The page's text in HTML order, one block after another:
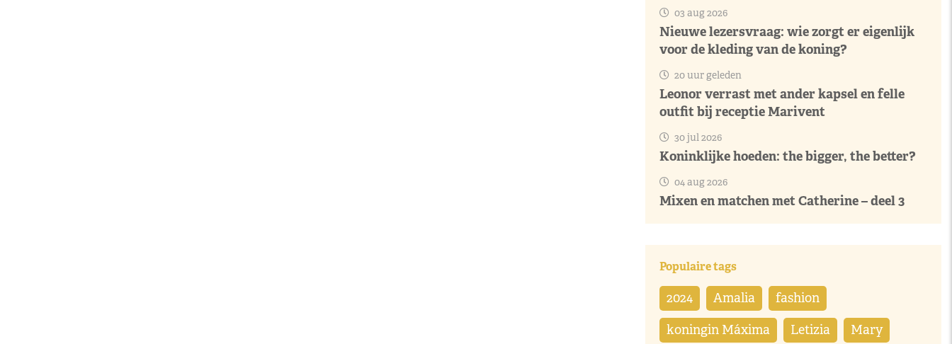
03 aug 2026
Nieuwe lezersvraag: wie zorgt er eigenlijk
voor de kleding van de koning?
20 uur geleden
Leonor verrast met ander kapsel en felle
outfit bij receptie Marivent
30 jul 2026
Koninklijke hoeden: the bigger, the better?
04 aug 2026
Mixen en matchen met Catherine – deel 3
Populaire tags
2024 Amalia fashion
koningin Máxima Letizia Mary